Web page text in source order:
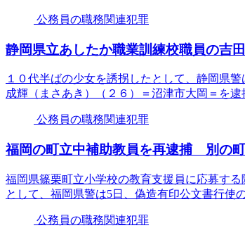
公務員の職務関連犯罪
静岡県立あしたか職業訓練校職員の
１０代半ばの少女を誘拐したとして、静岡県
成輝（まさあき）（２６）＝沼津市大岡＝を逮
公務員の職務関連犯罪
福岡の町立中補助教員を再逮捕 別の
福岡県篠栗町立小学校の教育支援員に応募す
として、福岡県警は5日、偽造有印公文書行使
公務員の職務関連犯罪